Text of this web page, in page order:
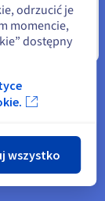
Zamknij
odrzucić je
momencie,
dostępny
wszystko